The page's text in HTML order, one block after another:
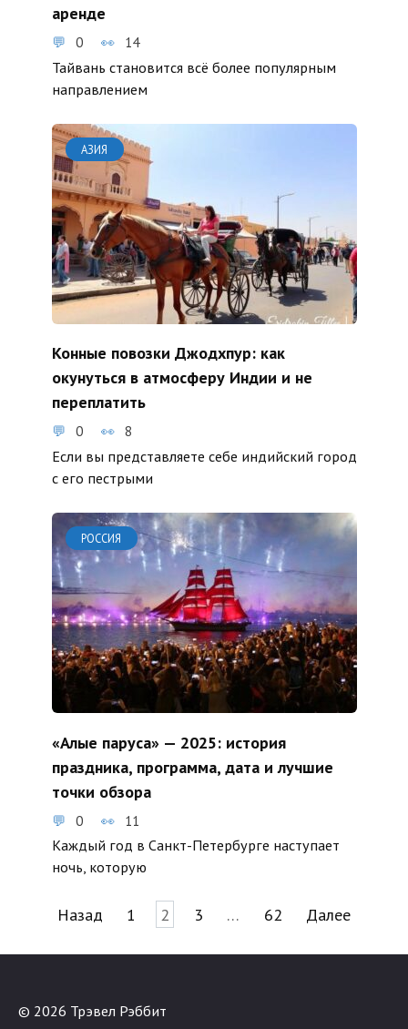
аренде
0
14
Тайвань становится всё более популярным
направлением
АЗИЯ
Конные повозки Джодхпур: как
окунуться в атмосферу Индии и не
переплатить
0
8
Если вы представляете себе индийский город
с его пестрыми
РОССИЯ
«Алые паруса» — 2025: история
праздника, программа, дата и лучшие
точки обзора
0
11
Каждый год в Санкт-Петербурге наступает
ночь, которую
Пагинация
Назад 1 2 3 … 62 Далее
© 2026 Трэвел Рэббит